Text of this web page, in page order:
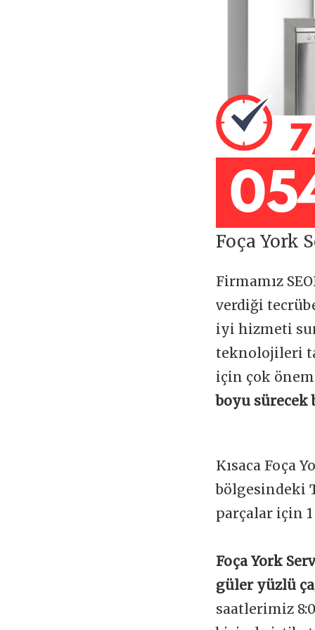
Foça York
Firmamız
verdiği
iyi hizmeti
teknolojileri
için çok
boyu sürecek
Kısaca Foça
bölgesindeki
parçalar için
Foça York
güler yüzlü
saatlerimiz